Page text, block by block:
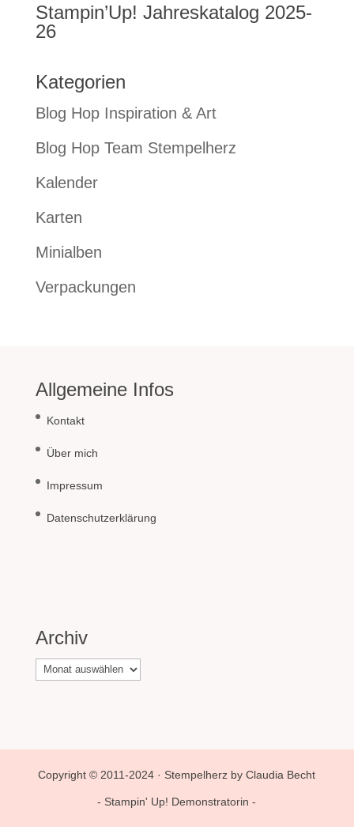
Stampin’Up! Jahreskatalog 2025-
26
Kategorien
Blog Hop Inspiration & Art
Blog Hop Team Stempelherz
Kalender
Karten
Minialben
Verpackungen
Allgemeine Infos
Kontakt
Über mich
Impressum
Datenschutzerklärung
Archiv
Archiv
Copyright © 2011-2024 · Stempelherz by Claudia Becht
- Stampin' Up! Demonstratorin -